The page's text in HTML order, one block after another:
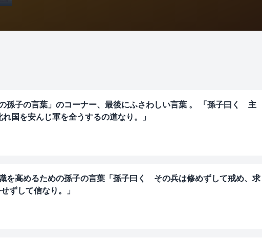
孫子の言葉」のコーナー、最後にふさわしい言葉 。 「孫子曰く 主
国を安んじ軍を全うするの道なり。」
高めるための孫子の言葉「孫子曰く その兵は修めずして戒め、求
ずして信なり。」